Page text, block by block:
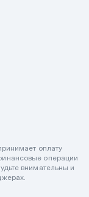
оплату
операции
внимательны и